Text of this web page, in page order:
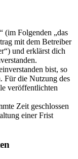
Folgenden „das
mit dem Betreiber
und erklärst dich
bist, so
Für die Nutzung des
veröffentlichten
Zeit geschlossen
einer Frist